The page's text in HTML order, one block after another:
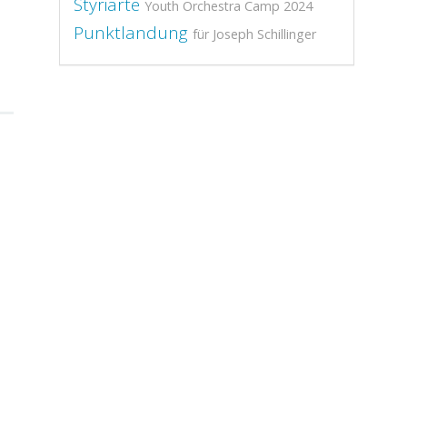
Youth Orchestra Camp 2024
Punktlandung für Joseph Schillinger